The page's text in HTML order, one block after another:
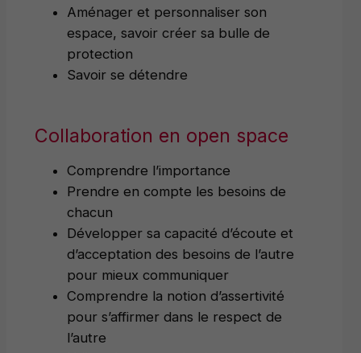
Aménager et personnaliser son
espace, savoir créer sa bulle de
protection
Savoir se détendre
Collaboration en open space
Comprendre l’importance
Prendre en compte les besoins de
chacun
Développer sa capacité d’écoute et
d’acceptation des besoins de l’autre
pour mieux communiquer
Comprendre la notion d’assertivité
pour s’affirmer dans le respect de
l’autre